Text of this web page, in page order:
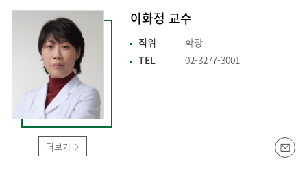
더보기
이화정 교수
직위
학장
TEL
02-3277-3001